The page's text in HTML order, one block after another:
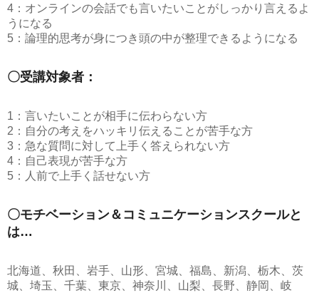
4：オンラインの会話でも言いたいことがしっかり言えるよ
うになる
5：論理的思考が身につき頭の中が整理できるようになる
〇受講対象者：
1：言いたいことが相手に伝わらない方
2：自分の考えをハッキリ伝えることが苦手な方
3：急な質問に対して上手く答えられない方
4：自己表現が苦手な方
5：人前で上手く話せない方
〇モチベーション＆コミュニケーションスクールと
は…
北海道、秋田、岩手、山形、宮城、福島、新潟、栃木、茨
城、埼玉、千葉、東京、神奈川、山梨、長野、静岡、岐